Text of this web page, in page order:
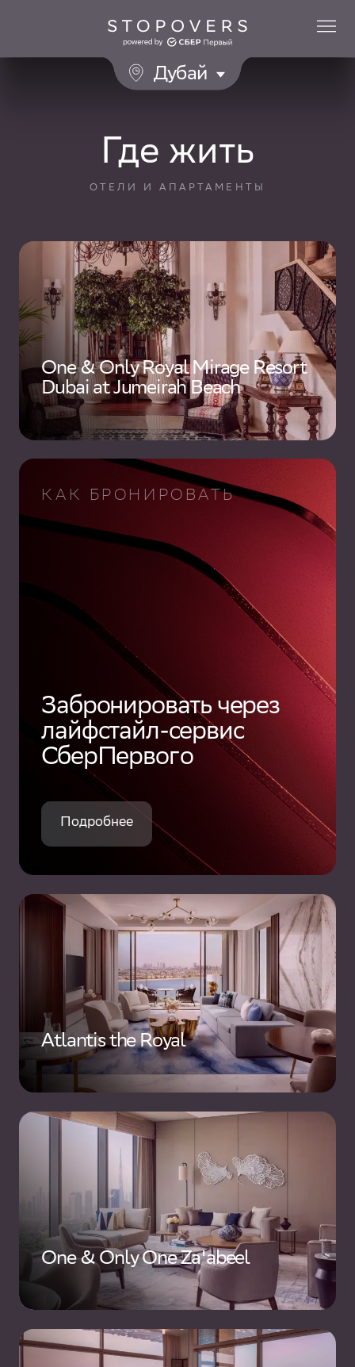
Дубай
Где жить
ОТЕЛИ И АПАРТАМЕНТЫ
КАК БРОНИРОВАТЬ
Забронировать через
лайфстайл-сервис
СберПервого
Подробнее
One & Only Royal Mirage Resort
Dubai at Jumeirah Beach
Atlantis the Royal
One & Only One Za'abeel